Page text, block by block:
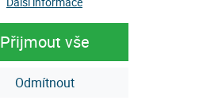
Přijmout vše
Odmítnout